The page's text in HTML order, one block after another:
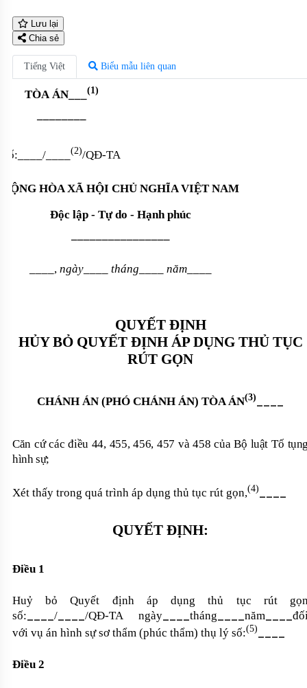
Lưu lại
Chia sẻ
Tiếng Việt Biểu mẫu liên quan
TÒAÁN___ (1)
––––––––
Số: / (2)/QĐ-TA
CỘNG HÒA XÃ HỘI CHỦ NGHĨA VIỆT NAM
Độc lập - Tự do - Hạnh phúc
––––––––––––––––
, ngày tháng năm
QUYẾT ĐỊNH
HỦY BỎ QUYẾT ĐỊNH ÁP DỤNG THỦ TỤC
RÚT GỌN
CHÁNH ÁN (PHÓCHÁNH ÁN) TÒA ÁN(3)
Căn cứ các điều 44, 455, 456, 457 và 458 của Bộ luật Tố
hình sự;
Xét thấy trong quá trình áp dụng thủ tục rút gọn,(4)
QUYẾT ĐỊNH:
Điều 1
Huỷ bỏ Quyết định áp dụng thủ tục rút
số:
/ /QĐ-TA ngày tháng năm
với vụ án hình sự sơ thẩm (phúc thẩm) thụ lý số:(5)
Điều 2